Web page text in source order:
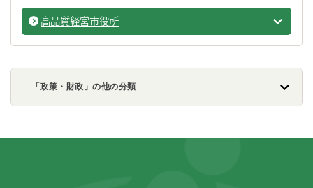
高品質経営市役所
計画・
「政策・財政」の他の分類